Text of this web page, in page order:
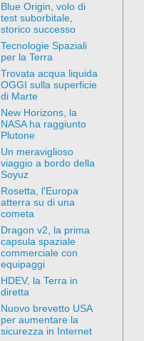
Blue Origin, volo di
test suborbitale,
storico successo
Tecnologie Spaziali
per la Terra
Trovata acqua liquida
OGGI sulla superficie
di Marte
New Horizons, la
NASA ha raggiunto
Plutone
Un meraviglioso
viaggio a bordo della
Soyuz
Rosetta, l'Europa
atterra su di una
cometa
Dragon v2, la prima
capsula spaziale
commerciale con
equipaggi
HDEV, la Terra in
diretta
Nuovo brevetto USA
per aumentare la
sicurezza in Internet